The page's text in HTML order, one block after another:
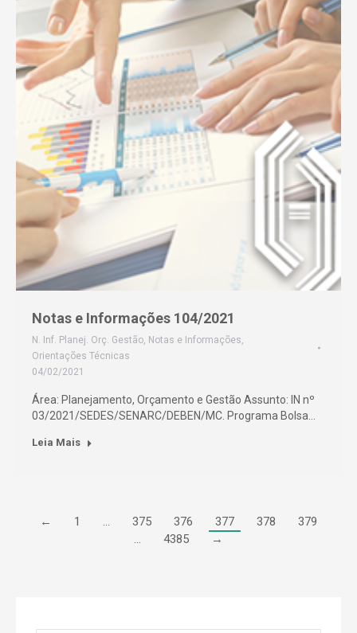
Notas e Informações 104/2021
N. Inf. Planej. Orç. Gestão, Notas e Informações,
Orientações Técnicas
04/02/2021
Área: Planejamento, Orçamento e Gestão Assunto: IN nº
03/2021/SEDES/SENARC/DEBEN/MC. Programa Bolsa…
Leia Mais
← 1 … 375 376 377 378
379
…
4385 →